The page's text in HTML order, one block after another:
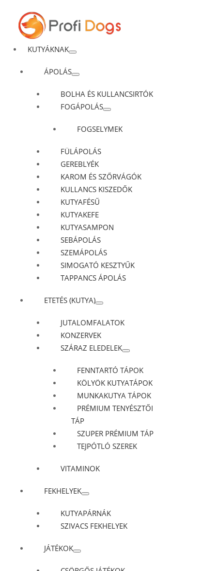
KUTYÁKNAK
ÁPOLÁS
BOLHA ÉS KULLANCSIRTÓK
FOGÁPOLÁS
FOGSELYMEK
FÜLÁPOLÁS
GEREBLYÉK
KAROM ÉS SZŐRVÁGÓK
KULLANCS KISZEDŐK
KUTYAFÉSŰ
KUTYAKEFE
KUTYASAMPON
SEBÁPOLÁS
SZEMÁPOLÁS
SIMOGATÓ KESZTYŰK
TAPPANCS ÁPOLÁS
ETETÉS (KUTYA)
JUTALOMFALATOK
KONZERVEK
SZÁRAZ ELEDELEK
FENNTARTÓ TÁPOK
KÖLYÖK KUTYATÁPOK
MUNKAKUTYA TÁPOK
PRÉMIUM TENYÉSZTŐI
TÁP
SZUPER PRÉMIUM TÁP
TEJPÓTLÓ SZEREK
VITAMINOK
FEKHELYEK
KUTYAPÁRNÁK
SZIVACS FEKHELYEK
JÁTÉKOK